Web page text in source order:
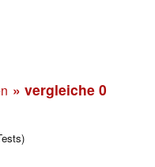
» vergleiche 0